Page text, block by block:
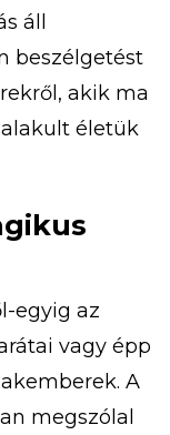
áll
beszélgetést
akik ma
életük
egyig az
vagy épp
A
megszólal